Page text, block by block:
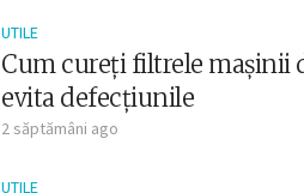
UTILE
Cum cureți filtrele mașinii
evita defecțiunile
2 săptămâni ago
UTILE